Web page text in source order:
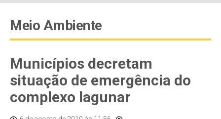
Meio Ambiente
Municípios decretam
situação de emergência do
complexo lagunar